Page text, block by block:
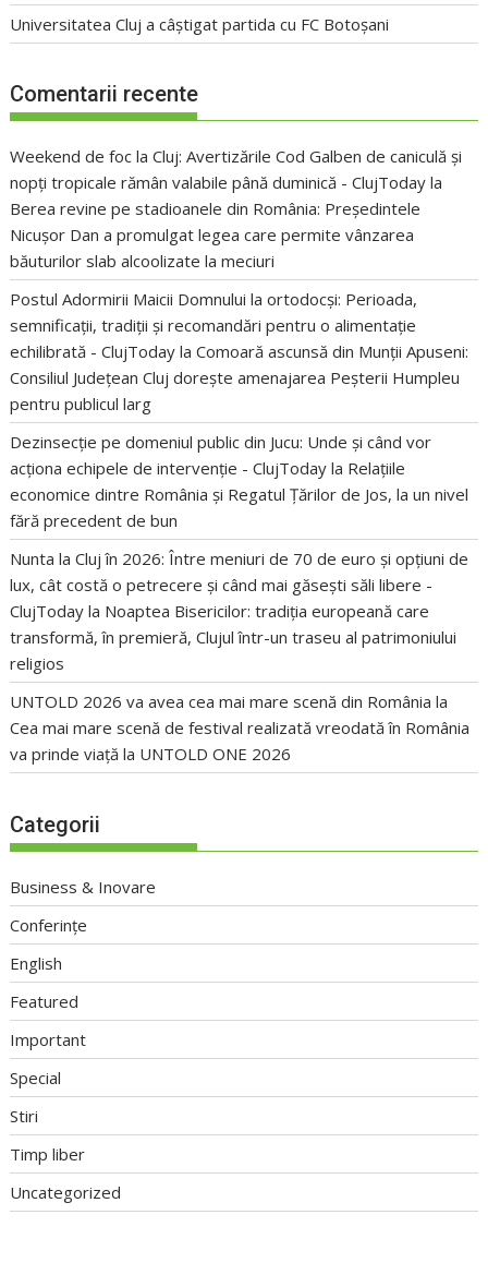
Universitatea Cluj a câștigat partida cu FC Botoșani
Comentarii recente
Weekend de foc la Cluj: Avertizările Cod Galben de caniculă și
nopți tropicale rămân valabile până duminică - ClujToday la
Berea revine pe stadioanele din România: Președintele
Nicușor Dan a promulgat legea care permite vânzarea
băuturilor slab alcoolizate la meciuri
Postul Adormirii Maicii Domnului la ortodocși: Perioada,
semnificații, tradiții și recomandări pentru o alimentație
echilibrată - ClujToday laComoară ascunsă din Munții Apuseni:
Consiliul Județean Cluj dorește amenajarea Peșterii Humpleu
pentru publicul larg
Dezinsecție pe domeniul public din Jucu: Unde și când vor
acționa echipele de intervenție - ClujToday la Relațiile
economice dintre România și Regatul Țărilor de Jos, la un nivel
fără precedent de bun
Nunta la Cluj în 2026: Între meniuri de 70 de euro și opțiuni de
lux, cât costă o petrecere și când mai găsești săli libere -
ClujToday la Noaptea Bisericilor: tradiția europeană care
transformă, în premieră, Clujul într-un traseu al patrimoniului
religios
UNTOLD 2026 va avea cea mai mare scenă din România la
Cea mai mare scenă de festival realizată vreodată în România
va prinde viață la UNTOLD ONE 2026
Categorii
Business & Inovare
Conferințe
English
Featured
Important
Special
Stiri
Timp liber
Uncategorized